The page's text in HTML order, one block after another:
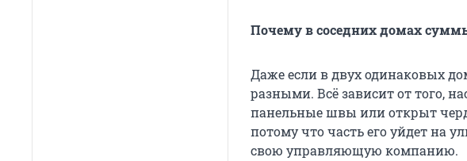
Почему в соседних домах
Даже если в двух одинаковых
разными. Всё зависит от того,
панельные швы или открыт
потому что часть его уйдет на
свою управляющую компанию.